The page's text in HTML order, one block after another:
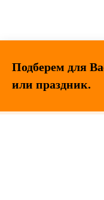
Подберем для
или праздник.